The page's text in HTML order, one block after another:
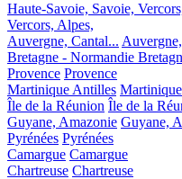
Haute-Savoie, Savoie,
Vercors, Alpes,
Auvergne, Cantal...
Bretagne - Normandie
Provence Provence
Martinique Antilles
Île de la Réunion Île de la
Guyane, Amazonie Guyane,
Pyrénées Pyrénées
Camargue Camargue
Chartreuse Chartreuse